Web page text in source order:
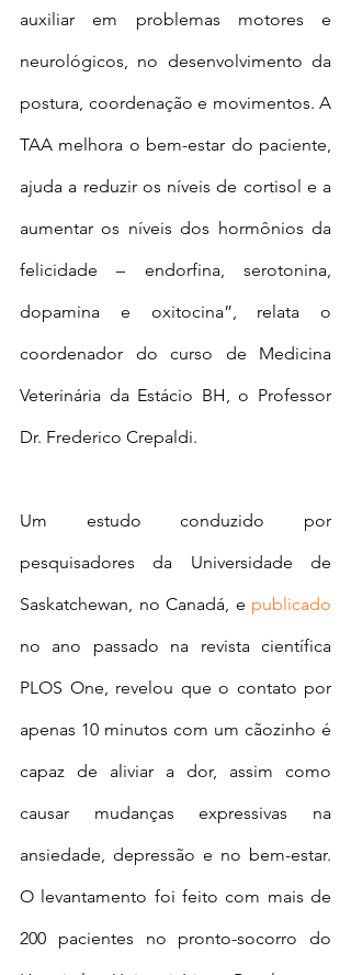
auxiliar em problemas motores e
neurológicos, no desenvolvimento da
postura, coordenação e movimentos. A
TAA melhora o bem-estar do paciente,
ajuda a reduzir os níveis de cortisol e a
aumentar os níveis dos hormônios da
felicidade – endorfina, serotonina,
dopamina e oxitocina”, relata o
coordenador do curso de Medicina
Veterinária da Estácio BH, o Professor
Dr. Frederico Crepaldi.
Um estudo conduzido por
pesquisadores da Universidade de
Saskatchewan, no Canadá, e publicado
no ano passado na revista científica
PLOS One, revelou que o contato por
apenas 10 minutos com um cãozinho é
capaz de aliviar a dor, assim como
causar mudanças expressivas na
ansiedade, depressão e no bem-estar.
O levantamento foi feito com mais de
200 pacientes no pronto-socorro do